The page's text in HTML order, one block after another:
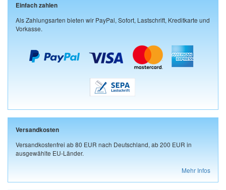
Einfach zahlen
Als Zahlungsarten bieten wir PayPal, Sofort, Lastschrift, Kreditkarte und
Vorkasse.
Versandkosten
Versandkostenfrei ab 80 EUR nach Deutschland, ab 200 EUR in
ausgewählte EU-Länder.
Mehr Infos